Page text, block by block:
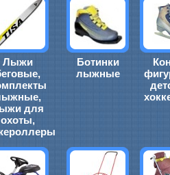
Лыжи
для
охоты,
Ботинки
лыжные